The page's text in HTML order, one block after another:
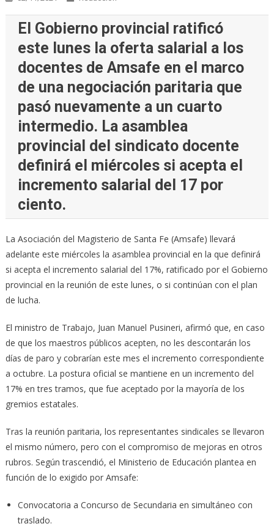
El Gobierno provincial ratificó
este lunes la oferta salarial a los
docentes de Amsafe en el marco
de una negociación paritaria que
pasó nuevamente a un cuarto
intermedio. La asamblea
provincial del sindicato docente
definirá el miércoles si acepta el
incremento salarial del 17 por
ciento.
La Asociación del Magisterio de Santa Fe (Amsafe) llevará
adelante este miércoles la asamblea provincial en la que definirá
si acepta el incremento salarial del 17%, ratificado por el Gobierno
provincial en la reunión de este lunes, o si continúan con el plan
de lucha.
El ministro de Trabajo, Juan Manuel Pusineri, afirmó que, en caso
de que los maestros públicos acepten, no les descontarán los
días de paro y cobrarían este mes el incremento correspondiente
a octubre. La postura oficial se mantiene en un incremento del
17% en tres tramos, que fue aceptado por la mayoría de los
gremios estatales.
Tras la reunión paritaria, los representantes sindicales se llevaron
el mismo número, pero con el compromiso de mejoras en otros
rubros. Según trascendió, el Ministerio de Educación plantea en
función de lo exigido por Amsafe:
Convocatoria a Concurso de Secundaria en simultáneo con
traslado.